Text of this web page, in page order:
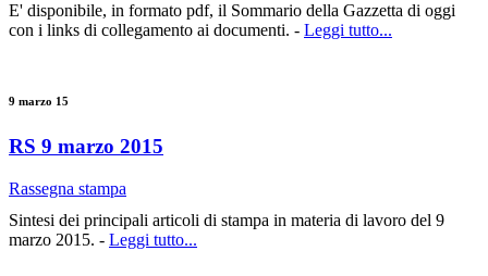
E' disponibile, in formato pdf, il Sommario della Gazzetta di oggi
con i links di collegamento ai documenti. - Leggi tutto...
9 marzo 15
RS 9 marzo 2015
Rassegna stampa
Sintesi dei principali articoli di stampa in materia di lavoro del 9
marzo 2015. - Leggi tutto...